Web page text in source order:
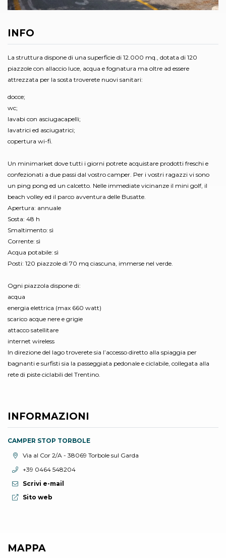
INFO
La struttura dispone di una superficie di 12.000 mq., dotata di 120
piazzole con allaccio luce, acqua e fognatura ma oltre ad essere
attrezzata per la sosta troverete nuovi sanitari:
docce;
wc;
lavabi con asciugacapelli;
lavatrici ed asciugatrici;
copertura wi-fi.
Un minimarket dove tutti i giorni potrete acquistare prodotti freschi e
confezionati a due passi dal vostro camper. Per i vostri ragazzi vi sono
un ping pong ed un calcetto. Nelle immediate vicinanze il mini golf, il
beach volley ed il parco avventura delle Busatte.
Apertura: annuale
Sosta: 48 h
Smaltimento: sì
Corrente: sì
Acqua potabile: sì
Posti: 120 piazzole di 70 mq ciascuna, immerse nel verde.
Ogni piazzola dispone di:
acqua
energia elettrica (max 660 watt)
scarico acque nere e grigie
attacco satellitare
internet wireless
In direzione del lago troverete sia l’accesso diretto alla spiaggia per
bagnanti e surfisti sia la passeggiata pedonale e ciclabile, collegata alla
rete di piste ciclabili del Trentino.
INFORMAZIONI
CAMPER STOP TORBOLE
Località:Via al Cor 2/A - 38069 Torbole sul Garda
Telefono:
+39 0464 548204
Scrivi e-mail
Sito web:
Sito web
MAPPA